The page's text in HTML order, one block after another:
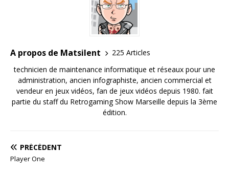
A propos de Matsilent
225 Articles
technicien de maintenance informatique et réseaux pour une
administration, ancien infographiste, ancien commercial et
vendeur en jeux vidéos, fan de jeux vidéos depuis 1980. fait
partie du staff du Retrogaming Show Marseille depuis la 3ème
édition.
PRÉCÉDENT
Player One